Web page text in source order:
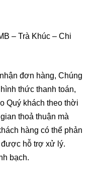
– Trà Khúc – Chi
đơn hàng, Chúng
thức thanh toán,
Quý khách theo thời
thoả thuận mà
hàng có thể phản
được hỗ trợ xử lý.
bạch.